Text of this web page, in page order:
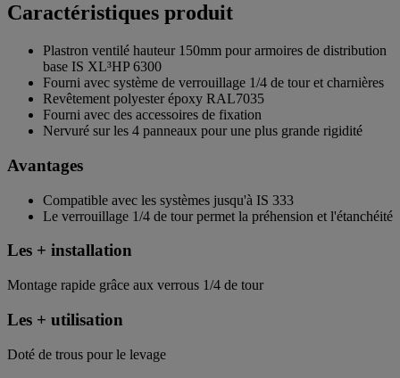
Caractéristiques produit
Plastron ventilé hauteur 150mm pour armoires de distribution
base IS XL³HP 6300
Fourni avec système de verrouillage 1/4 de tour et charnières
Revêtement polyester époxy RAL7035
Fourni avec des accessoires de fixation
Nervuré sur les 4 panneaux pour une plus grande rigidité
Avantages
Compatible avec les systèmes jusqu'à IS 333
Le verrouillage 1/4 de tour permet la préhension et l'étanchéité
Les + installation
Montage rapide grâce aux verrous 1/4 de tour
Les + utilisation
Doté de trous pour le levage